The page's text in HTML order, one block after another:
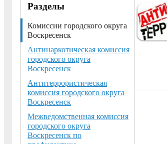
Разделы
Комиссии городского округа
Воскресенск
Антинаркотическая комиссия
городского округа
Воскресенск
Антитеррористическая
комиссия городского округа
Воскресенск
Межведомственная комиссия
городского округа
Воскресенск по